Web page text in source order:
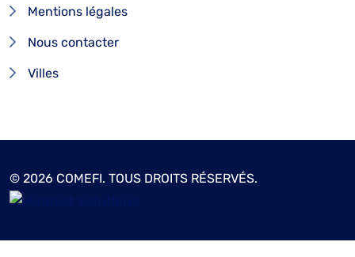
Mentions légales
Nous contacter
Villes
© 2026 COMEFI. TOUS DROITS RÉSERVÉS.